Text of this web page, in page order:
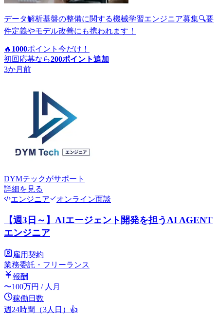
データ解析基盤の整備に関する機械学習エンジニア募集🔍要
件定義やモデル改善にも携われます！
🔥 1000ポイント 今だけ！
初回応募なら200ポイント追加
3か月前
DYMテックがサポート
詳細を見る
エンジニア
オンライン面談
【週3日～】AIエージェント開発を担うAI AGENT
エンジニア
雇用契約
業務委託・フリーランス
報酬
〜100万円 / 人月
稼働日数
週24時間（3人日） 👍